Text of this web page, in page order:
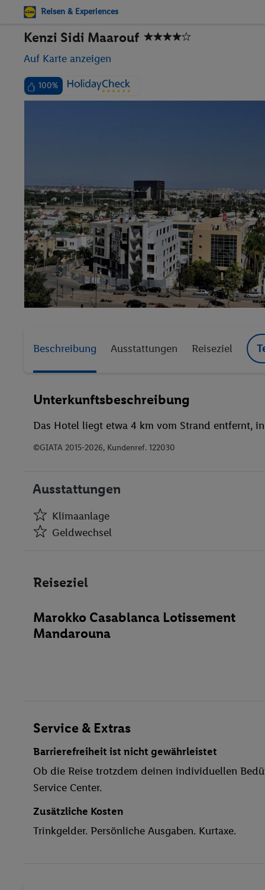
Reisen & Experiences
Kenzi Sidi Maarouf
Auf Karte anzeigen
100%
Beschreibung Ausstattungen Reiseziel
Unterkunftsbeschreibung
Das Hotel liegt etwa 4 km vom Strand entfernt,
©GIATA 2015-2026, Kundenref. 122030
Ausstattungen
Klimaanlage
Geldwechsel
Geldwechsel
Geschäfte
Öffentliches Internet
Zimmerservice
WLAN
Liegestühle
Whirlpool
Sonnenterrasse
Massage
Gymnastik
Reiseziel
Marokko Casablanca Lotissement
Mandarouna
Service & Extras
Barrierefreiheit ist nicht gewährleistet
Ob die Reise trotzdem deinen individuellen
Service Center.
Zusätzliche Kosten
Trinkgelder. Persönliche Ausgaben. Kurtaxe.